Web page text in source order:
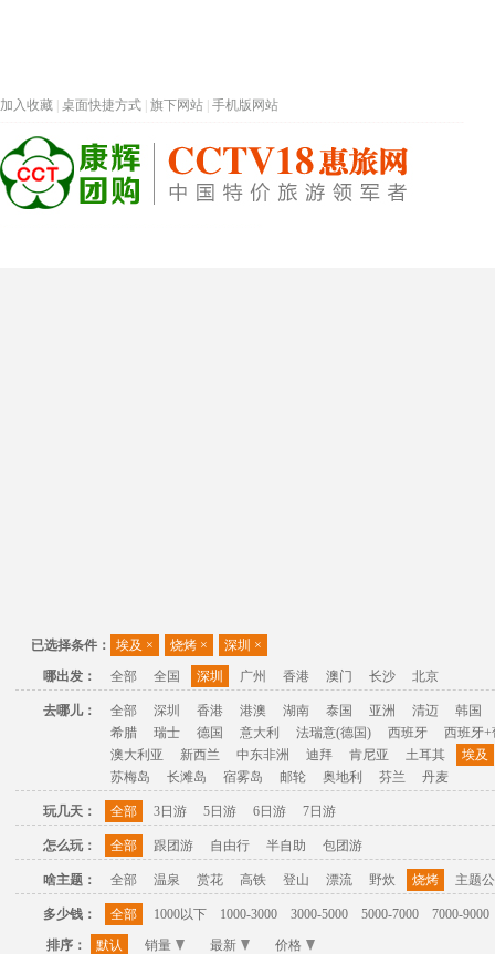
加入收藏 桌面快捷方式 旗下网站 手机版网站
已选择条件： 埃及 × 烧烤 × 深圳 ×
哪出发：
全部 全国 深圳 广州 香港 澳门 长沙 北京
去哪儿： 全部 深圳 香港 港澳 湖南 泰国 亚洲 清迈
韩国
希腊
瑞士 德国 意大利 法瑞意(德国) 西班牙
西班牙+
澳大利亚
新西兰 中东非洲 迪拜 肯尼亚 土耳其
埃及
苏梅岛
长滩岛 宿雾岛 邮轮 奥地利 芬兰 丹麦
玩几天： 全部 3日游 5日游 6日游 7日游
怎么玩： 全部 跟团游 自由行 半自助 包团游
啥主题： 全部 温泉 赏花 高铁 登山 漂流 野炊 烧烤 主题
多少钱： 全部 1000以下 1000-3000 3000-5000 5000-7000
7000-9000
排序：
默认 销量 最新 价格